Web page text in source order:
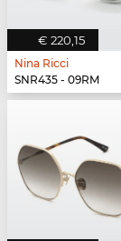
€ 220,15
Nina Ricci
SNR435 - 09RM